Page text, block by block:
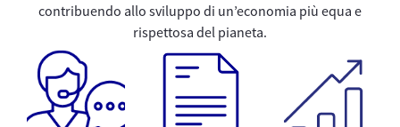
contribuendo allo sviluppo di un’economia più equa e
rispettosa del pianeta.